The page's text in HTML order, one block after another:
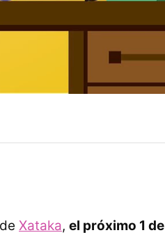
Xataka, el próximo 1 de